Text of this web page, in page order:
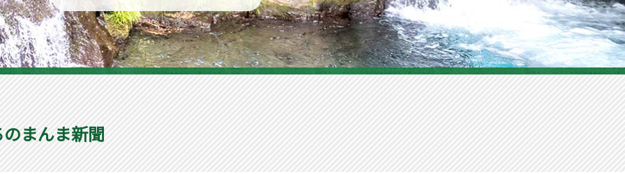
まんま新聞